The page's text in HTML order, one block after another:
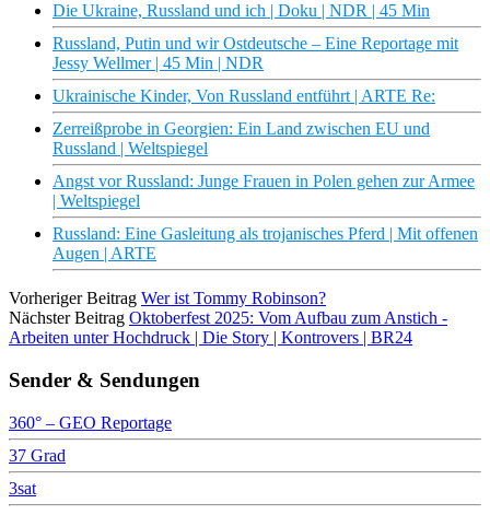
Die Ukraine, Russland und ich | Doku | NDR | 45 Min
Russland, Putin und wir Ostdeutsche – Eine Reportage mit
Jessy Wellmer | 45 Min | NDR
Ukrainische Kinder, Von Russland entführt | ARTE Re:
Zerreißprobe in Georgien: Ein Land zwischen EU und
Russland | Weltspiegel
Angst vor Russland: Junge Frauen in Polen gehen zur Armee
| Weltspiegel
Russland: Eine Gasleitung als trojanisches Pferd | Mit offenen
Augen | ARTE
Vorheriger Beitrag Wer ist Tommy Robinson?
Nächster Beitrag Oktoberfest 2025: Vom Aufbau zum Anstich -
Arbeiten unter Hochdruck | Die Story | Kontrovers | BR24
Sender & Sendungen
360° – GEO Reportage
37 Grad
3sat